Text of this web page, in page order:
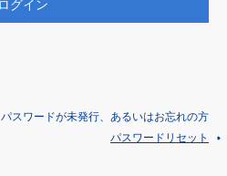
パスワードが未発行、あるいはお忘れの方
パスワードリセット